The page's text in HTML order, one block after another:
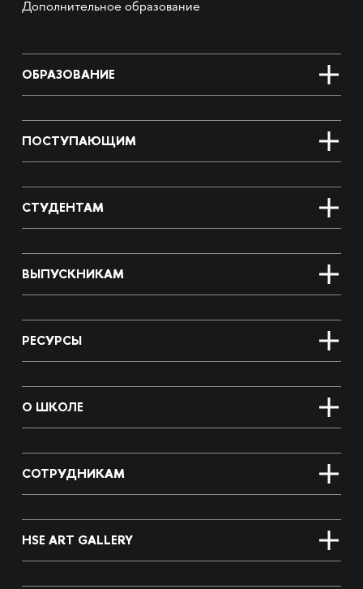
Дополнительное образование
ОБРАЗОВАНИЕ
ПОСТУПАЮЩИМ
СТУДЕНТАМ
ВЫПУСКНИКАМ
РЕСУРСЫ
О ШКОЛЕ
СОТРУДНИКАМ
HSE ART GALLERY